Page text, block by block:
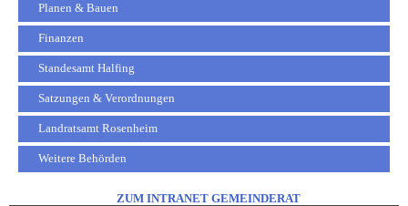
Planen & Bauen
Finanzen
Standesamt Halfing
Satzungen & Verordnungen
Landratsamt Rosenheim
Weitere Behörden
ZUM INTRANET GEMEINDERAT